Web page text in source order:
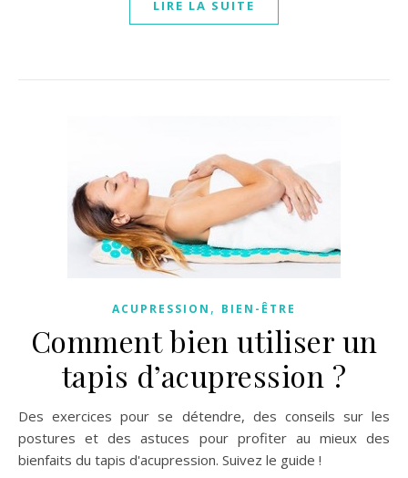
LIRE LA SUITE
ACUPRESSION , BIEN-ÊTRE
Comment bien utiliser un
tapis d’acupression ?
Des exercices pour se détendre, des conseils sur les
postures et des astuces pour profiter au mieux des
bienfaits du tapis d'acupression. Suivez le guide !